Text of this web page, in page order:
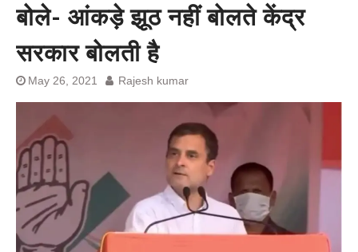
प्रशांत किशोर को नहीं चाहिए बेल,
अनशन जारी रहेगा जेल में भी, नहीं भरेंगे
बोले- आंकड़े झूठ नहीं बोलते केंद्र
सरकार बोलती है
May 26, 2021 Rajesh kumar